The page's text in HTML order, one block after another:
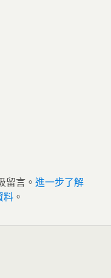
留言。 進一步了解
料 。